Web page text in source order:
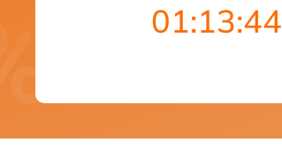
01:13:43